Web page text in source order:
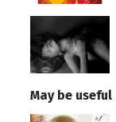
May be useful